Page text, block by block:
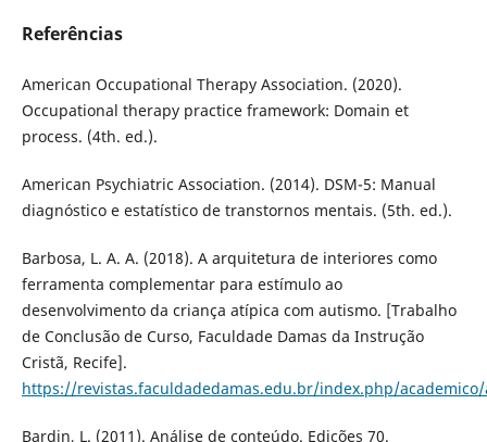
Referências
American Occupational Therapy Association. (2020).
Occupational therapy practice framework: Domain et
process. (4th. ed.).
American Psychiatric Association. (2014). DSM-5: Manual
diagnóstico e estatístico de transtornos mentais. (5th. ed.).
Barbosa, L. A. A. (2018). A arquitetura de interiores como
ferramenta complementar para estímulo ao
desenvolvimento da criança atípica com autismo. [Trabalho
de Conclusão de Curso, Faculdade Damas da Instrução
Cristã, Recife].
https://revistas.faculdadedamas.edu.br/index.php/
Bardin, L. (2011). Análise de conteúdo. Edições 70.